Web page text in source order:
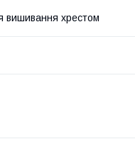
вишивання хрестом